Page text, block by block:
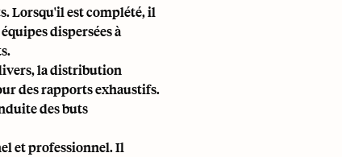
Lorsqu'il est complété, il
dispersées à
la distribution
des rapports exhaustifs.
des buts
et professionnel. Il